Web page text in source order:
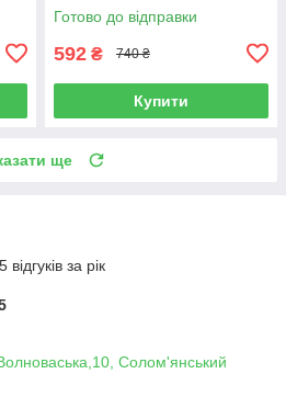
Готово до відправки
592 ₴ 740 ₴
Купити
ще
за рік
Солом'янський